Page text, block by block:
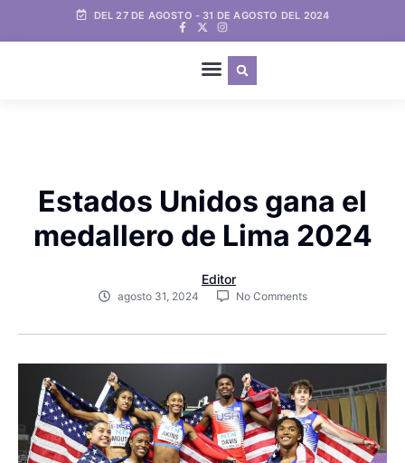
DEL 27 DE AGOSTO - 31 DE AGOSTO DEL 2024
Estados Unidos gana el
medallero de Lima 2024
Editor
agosto 31, 2024 No Comments